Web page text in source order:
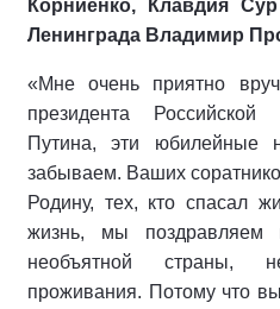
Корниенко, Клавдия
Ленинграда Владимир
«Мне очень приятно
президента
Путина, эти юбилейные
забываем. Ваших
Родину, тех, кто спасал
жизнь, мы поздравляем
необъятной страны,
проживания. Потому что